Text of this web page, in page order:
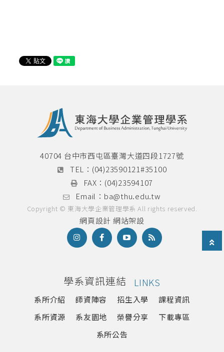
40704 台中市西屯區臺灣大道四段1727號
TEL： (04)23590121#35100
FAX： (04)23594107
Email： ba@thu.edu.tw
Copyright © 東海大學企業管理學系 All rights reserved.
網頁設計 網站架設
學系資訊連結 LINKS
系所介紹 師資陣容 招生入學
課程資訊
系所資源
系友園地 榮譽分享
下載專區
系所公告